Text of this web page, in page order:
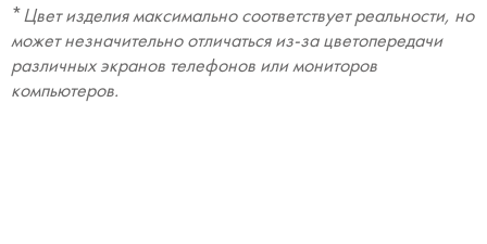
*Цвет изделия максимально соответствует реальности, но
может незначительно отличаться из-за цветопередачи
различных экранов телефонов или мониторов
компьютеров.